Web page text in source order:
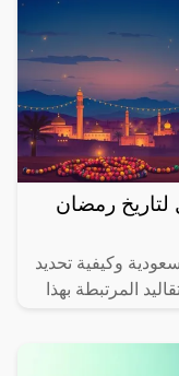
شامل لتاريخ رمضان
رمضان 2025 في السعودية وكيفية تحديد
المرتبطة بهذا